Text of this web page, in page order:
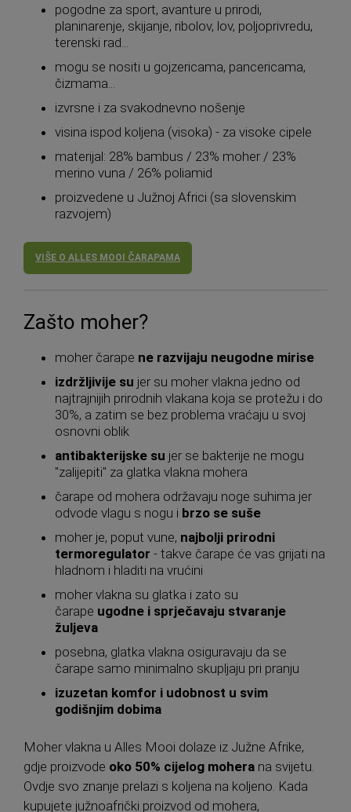
pogodne za sport, avanture u prirodi,
planinarenje, skijanje, ribolov, lov, poljoprivredu,
terenski rad...
mogu se nositi u gojzericama, pancericama,
čizmama...
izvrsne i za svakodnevno nošenje
visina ispod koljena (visoka) - za visoke cipele
materijal: 28% bambus / 23% moher / 23%
merino vuna / 26% poliamid
proizvedene u Južnoj Africi (sa slovenskim
razvojem)
VIŠE O ALLES MOOI ČARAPAMA
Zašto moher?
moher čarape ne razvijaju neugodne mirise
izdržljivije su jer su moher vlakna jedno od
najtrajnijih prirodnih vlakana koja se protežu i do
30%, a zatim se bez problema vraćaju u svoj
osnovni oblik
antibakterijske su jer se bakterije ne mogu
"zalijepiti" za glatka vlakna mohera
čarape od mohera održavaju noge suhima jer
odvode vlagu s nogu i brzo se suše
moher je, poput vune, najbolji prirodni
termoregulator - takve čarape će vas grijati na
hladnom i hladiti na vrućini
moher vlakna su glatka i zato su
čarape ugodne i sprječavaju stvaranje
žuljeva
posebna, glatka vlakna osiguravaju da se
čarape samo minimalno skupljaju pri pranju
izuzetan komfor i udobnost u svim
godišnjim dobima
Moher vlakna u Alles Mooi dolaze iz Južne Afrike,
gdje proizvode oko 50% cijelog mohera na svijetu.
Ovdje svo znanje prelazi s koljena na koljeno. Kada
kupujete južnoafrički proizvod od mohera,